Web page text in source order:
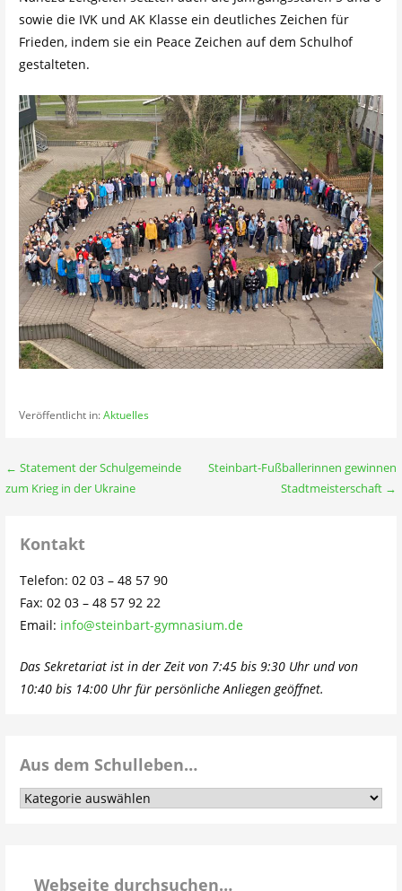
sowie die IVK und AK Klasse ein deutliches Zeichen für
Frieden, indem sie ein Peace Zeichen auf dem Schulhof
gestalteten.
Veröffentlicht in:Aktuelles
Beitragsnavigation
← Statement der Schulgemeinde
zum Krieg in der Ukraine
Steinbart-Fußballerinnen gewinnen
Stadtmeisterschaft →
Kontakt
Telefon: 02 03 – 48 57 90
Fax: 02 03 – 48 57 92 22
Email: info@steinbart-gymnasium.de
Das Sekretariat ist in der Zeit von 7:45 bis 9:30 Uhr und von
10:40 bis 14:00 Uhr für persönliche Anliegen geöffnet.
Aus dem Schulleben…
Aus
Webseite durchsuchen…